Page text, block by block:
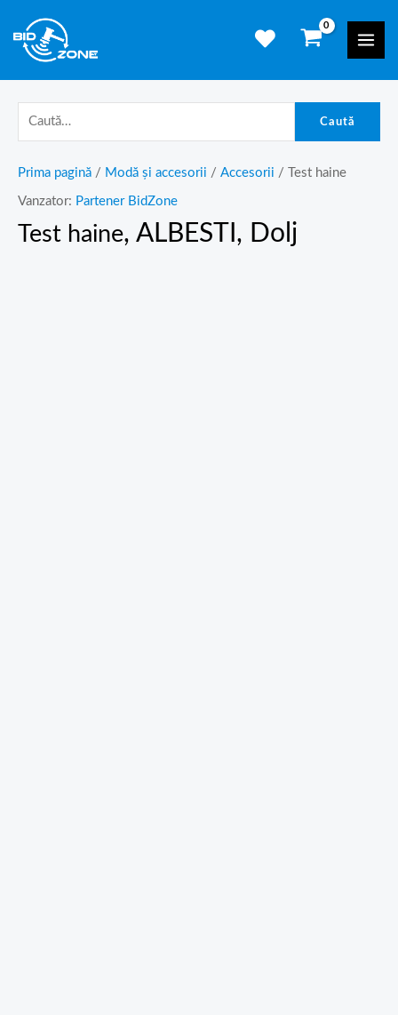
content
Caută
Prima pagină / Modă și accesorii / Accesorii / Test haine
Vanzator: Partener BidZone
Test haine, ALBESTI, Dolj